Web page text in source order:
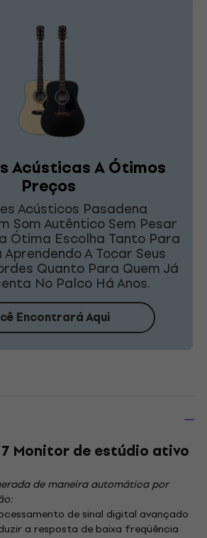
Acústicas A Ótimos
Preços
Acústicos Pasadena
Som Autêntico Sem Pesar
Ótima Escolha Tanto Para
A Tocar Seus
Quanto Para Quem Já
No Palco Há Anos.
Encontrará Aqui
7 Monitor de estúdio ativo
de maneira automática por
de sinal digital avançado
a resposta de baixa freqüência